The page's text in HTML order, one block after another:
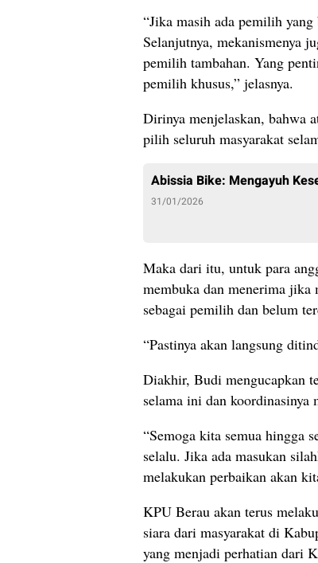
“Jika masih ada pemilih
Selanjutnya, mekanismenya
pemilih tambahan. Yang
pemilih khusus,” jelasnya.
Dirinya menjelaskan, bahwa
pilih seluruh masyarakat
Abissia Bike: Mengayuh
31/01/2026
Maka dari itu, untuk para
membuka dan menerima jika
sebagai pemilih dan belum
“Pastinya akan langsung
Diakhir, Budi mengucapkan
selama ini dan
“Semoga kita semua hingga
selalu. Jika ada masukan
melakukan perbaikan akan
KPU Berau akan terus
siara dari masyarakat di
yang menjadi perhatian dari